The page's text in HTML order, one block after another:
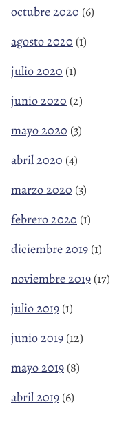
octubre 2020 (6)
agosto 2020 (1)
julio 2020 (1)
junio 2020 (2)
mayo 2020 (3)
abril 2020 (4)
marzo 2020 (3)
febrero 2020 (1)
diciembre 2019 (1)
noviembre 2019 (17)
julio 2019 (1)
junio 2019 (12)
mayo 2019 (8)
abril 2019 (6)